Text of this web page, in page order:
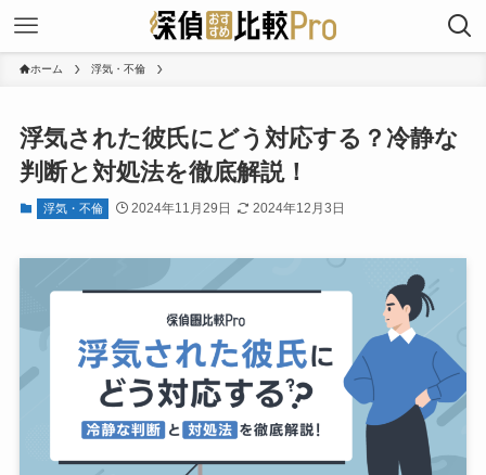
ホーム 浮気・不倫
浮気された彼氏にどう対応する？冷静な
判断と対処法を徹底解説！
浮気・不倫 2024年11月29日 2024年12月3日